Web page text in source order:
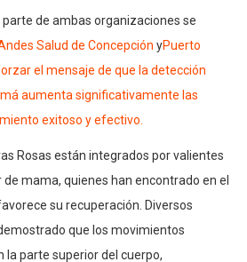
parte de ambas organizaciones se
Salud de Concepción yPuerto
el mensaje de que la detección
aumenta significativamente las
exitoso y efectivo.
Rosas están integrados por valientes
mama, quienes han encontrado en el
su recuperación. Diversos
que los movimientos
parte superior del cuerpo,